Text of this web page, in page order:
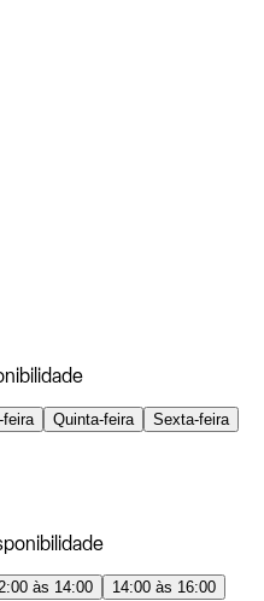
feira Quinta-feira
Sexta-feira
às 14:00
14:00 às 16:00